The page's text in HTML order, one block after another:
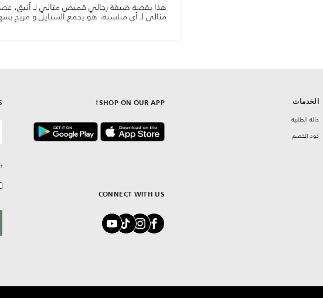
هذا بقصة ضيقة رجالي قميص مثالي لـ أنيق،
مثالي لـ أي مناسبة، هو يجمع الستايل و مريح
الخدمات
حالة الطلبية
كود الخصم
CONNECT WITH US
SHOP ON OUR APP!